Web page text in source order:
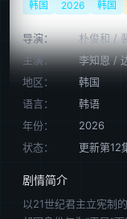
韩国 2026 韩国
导演： 朴俊和/
主演：
李知恩/
地区：
韩国
语言：
韩语
年份：
2026
状态：
更新第12
剧情简介
以21世纪君主立宪制